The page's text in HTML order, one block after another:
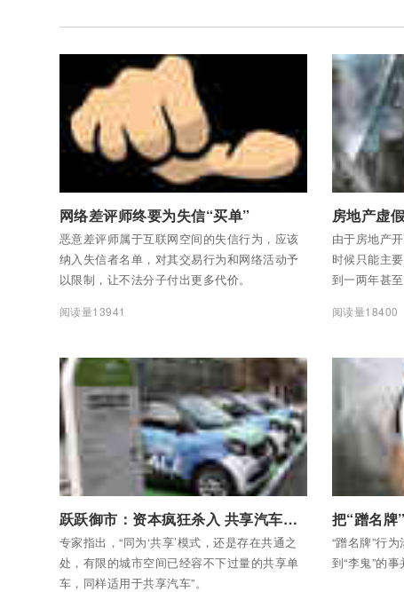
网络差评师终要为失信“买单”
恶意差评师属于互联网空间的失信行为，应该
纳入失信者名单，对其交易行为和网络活动予
以限制，让不法分子付出更多代价。
阅读量13941
房地产虚
由于房地产
时候只能主
到一两年甚
房者维权的难
阅读量18400
跃跃御市：资本疯狂杀入 共享汽车会重蹈共享单车覆辙吗？
专家指出，“同为‘共享’模式，还是存在共通之
处，有限的城市空间已经容不下过量的共享单
车，同样适用于共享汽车”。
把“蹭名牌
“蹭名牌”行
到“李鬼”的事